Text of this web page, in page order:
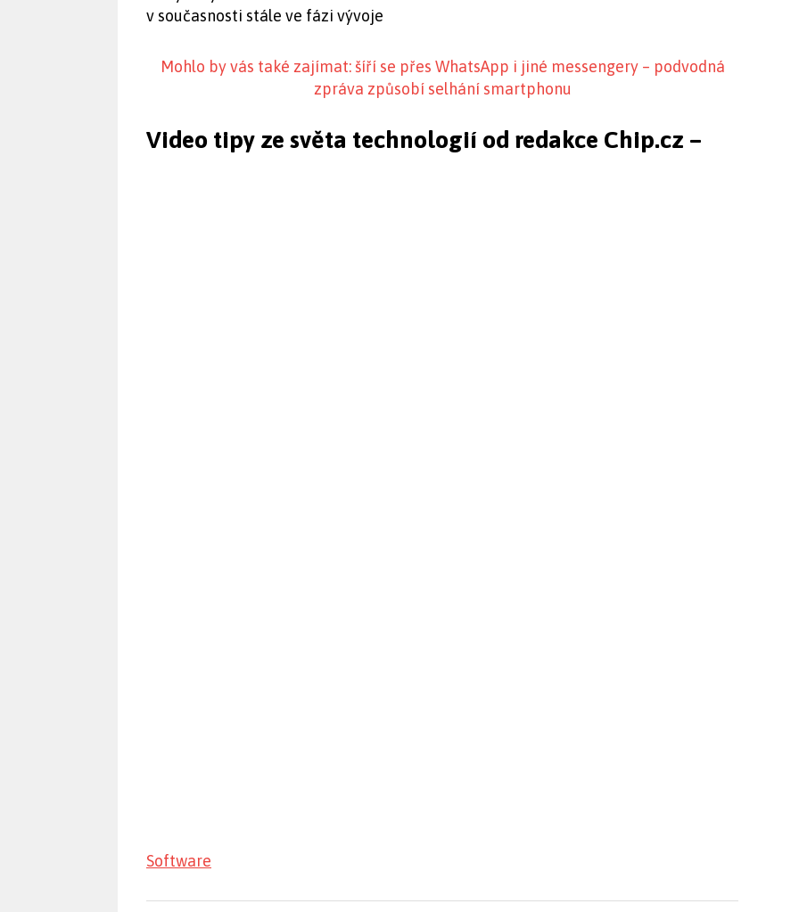
v současnosti stále ve fázi vývoje
Mohlo by vás také zajímat: šíří se přes WhatsApp i jiné messengery – podvodná
zpráva způsobí selhání smartphonu
Video tipy ze světa technologií od redakce Chip.cz –
Software